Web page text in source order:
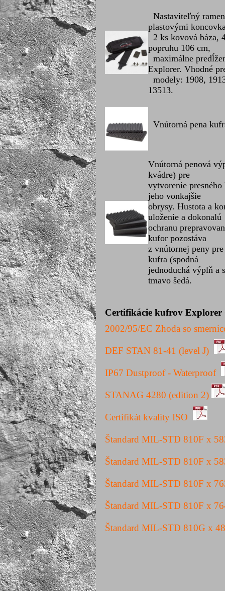
Nastaviteľný
plastovými
2 ks kovová báza,
popruhu 106 cm,
maximálne
Explorer. Vhodné
modely: 1908,
13513.
Vnútorná pena
Vnútorná penová
kvádre) pre
vytvorenie
jeho vonkajšie
obrysy. Hustota a
uloženie a dokonalú
ochranu
kufor pozostáva
z vnútornej peny
kufra (spodná
jednoduchá výplň a
tmavo šedá.
Certifikácie kufrov Explorer
2002/95/EC Zhoda so
DEF STAN 81-41 (level J)
IP67 Dustproof - Waterproof
STANAG 4280 (edition 2)
Certifikát kvality ISO
Štandard MIL-STD 810F x
Štandard MIL-STD 810F x
Štandard MIL-STD 810F x
Štandard MIL-STD 810F x
Štandard MIL-STD 810G x